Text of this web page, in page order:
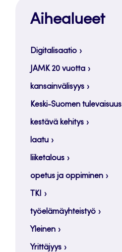
Aihealueet
Digitalisaatio
JAMK 20 vuotta
kansainvälisyys
Keski-Suomen tulevaisuus
kestävä kehitys
laatu
liiketalous
opetus ja oppiminen
TKI
työelämäyhteistyö
Yleinen
Yrittäjyys